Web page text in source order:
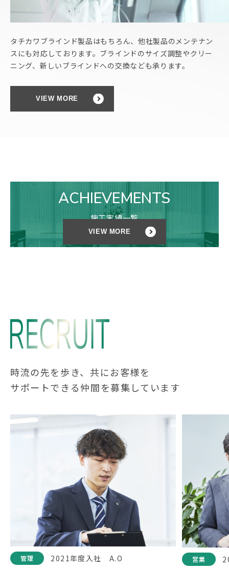
タチカワブラインド製品はもちろん、他社製品のメンテナン
スにも対応しております。 ブラインドのサイズ調整やクリー
ニング、新しいブラインドへの交換なども承ります。
VIEW MORE
ACHIEVEMENTS
施工実績一覧
VIEW MORE
時流の先を歩き、共にお客様を
サポートできる仲間を募集しています
管理 2021年度入社 A.O 営業